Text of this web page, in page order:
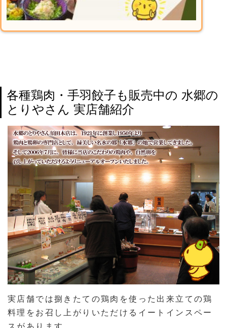
各種鶏肉・手羽餃子も販売中の 水郷の
とりやさん 実店舗紹介
実店舗では捌きたての鶏肉を使った出来立ての鶏
料理をお召し上がりいただけるイートインスペー